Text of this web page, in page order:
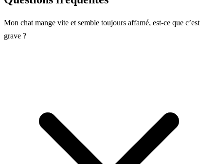
Mon chat mange vite et semble toujours affamé, est-ce que c’est
grave ?